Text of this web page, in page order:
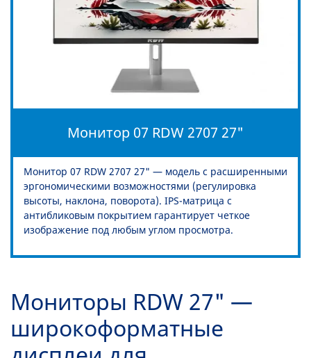
Монитор 07 RDW 2707 27"
Монитор 07 RDW 2707 27" — модель с расширенными
эргономическими возможностями (регулировка
высоты, наклона, поворота). IPS-матрица с
антибликовым покрытием гарантирует четкое
изображение под любым углом просмотра.
Мониторы RDW 27" —
широкоформатные